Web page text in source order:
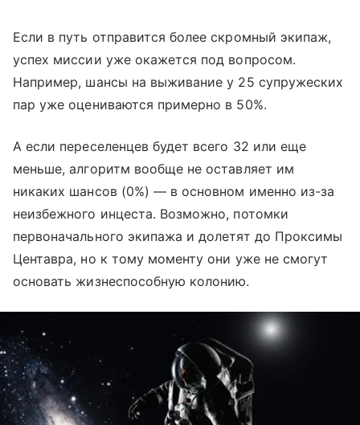
Если в путь отправится более скромный экипаж,
успех миссии уже окажется под вопросом.
Например, шансы на выживание у 25 супружеских
пар уже оцениваются примерно в 50%.
А если переселенцев будет всего 32 или еще
меньше, алгоритм вообще не оставляет им
никаких шансов (0%) — в основном именно из-за
неизбежного инцеста. Возможно, потомки
первоначального экипажа и долетят до Проксимы
Центавра, но к тому моменту они уже не смогут
основать жизнеспособную колонию.